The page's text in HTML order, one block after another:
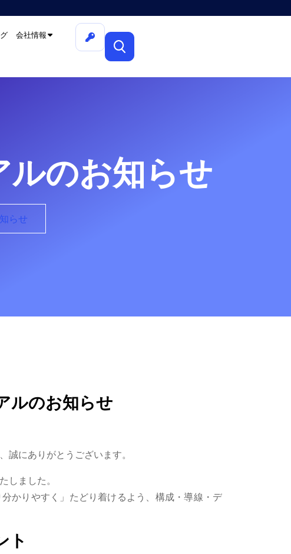
会社情報
のお知らせ
らせ
ルのお知らせ
にありがとうございます。
しました。
かりやすく」たどり着けるよう、構成・導線・デ
ト